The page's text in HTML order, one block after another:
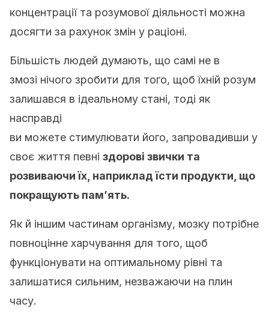
концентрації та розумової діяльності можна
досягти за рахунок змін у раціоні.
Більшість людей думають, що самі не в
змозі нічого зробити для того, щоб їхній розум
залишався в ідеальному стані, тоді як
насправді
ви можете стимулювати його, запровадивши у
своє життя певні здорові звички та
розвиваючи їх, наприклад їсти продукти, що
покращують пам’ять.
Як й іншим частинам організму, мозку потрібне
повноцінне харчування для того, щоб
функціонувати на оптимальному рівні та
залишатися сильним, незважаючи на плин
часу.